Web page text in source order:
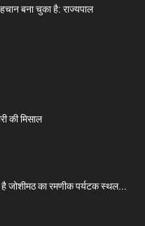
बना चुका है: राज्यपाल
की मिसाल
का रमणीक पर्यटक स्थल...